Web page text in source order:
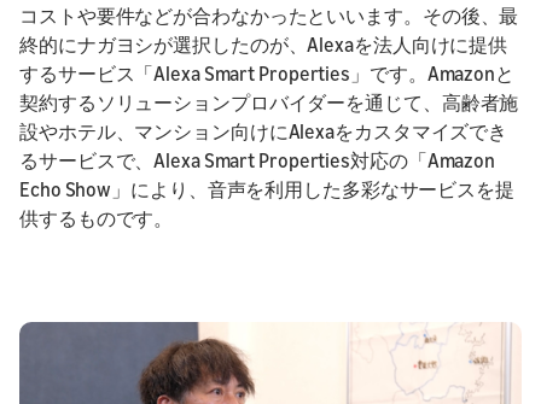
コストや要件などが合わなかったといいます。その後、最
終的にナガヨシが選択したのが、Alexaを法人向けに提供
するサービス「Alexa Smart Properties」です。Amazonと
契約するソリューションプロバイダーを通じて、高齢者施
設やホテル、マンション向けにAlexaをカスタマイズでき
るサービスで、Alexa Smart Properties対応の「Amazon
Echo Show」により、音声を利用した多彩なサービスを提
供するものです。